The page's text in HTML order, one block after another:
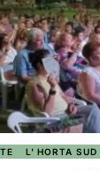
L' HORTA SUD